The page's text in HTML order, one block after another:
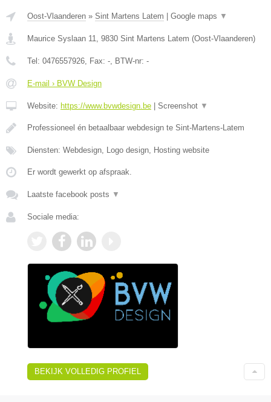
Oost-Vlaanderen » Sint Martens Latem Google maps ▼
Maurice Syslaan 11, 9830 Sint Martens Latem (Oost-Vlaanderen)
Tel: 0476557926, Fax: -, BTW-nr: -
E-mail › BVW Design
Website: https://www.bvwdesign.be Screenshot ▼
Professioneel én betaalbaar webdesign te Sint-Martens-Latem
Diensten: Webdesign, Logo design, Hosting website
Er wordt gewerkt op afspraak.
Laatste facebook posts ▼
Sociale media:
BEKIJK VOLLEDIG PROFIEL